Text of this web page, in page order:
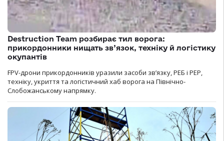
Destruction Team розбирає тил ворога:
прикордонники нищать зв’язок, техніку й логістику
окупантів
FPV-дрони прикордонників уразили засоби зв’язку, РЕБ і РЕР,
техніку, укриття та логістичний хаб ворога на Північно-
Слобожанському напрямку.